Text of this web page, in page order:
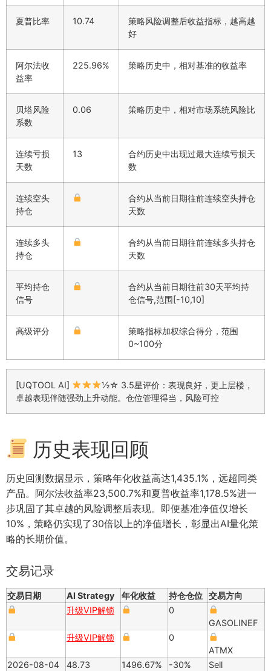
夏普比率 10.74
策略风险调整后收益指标，越高越
好
阿尔法收
益率
225.96% 策略历史中，相对基准的收益率
贝塔风险
系数
0.06 策略历史中，相对市场系统风险比
连续亏损
天数
13
合约历史中出现过最大连续亏损天
数
连续空头
持仓
合约从当前日期往前连续空头持仓
天数
连续多头
持仓
合约从当前日期往前连续多头持仓
天数
平均持仓
信号
合约从当前日期往前30天平均持
仓信号,范围[-10,10]
高级评分
策略指标加权综合得分，范围
0~100分
[UQTOOL AI]
½☆ 3.5星评价：表现良好，更上层楼，
卓越表现伴随强劲上升动能。仓位管理得当，风险可控
历史表现回顾
历史回测数据显示，策略年化收益高达1,435.1%，远超同类
产品。阿尔法收益率23,500.7%和夏普收益率1,178.5%进一
步巩固了其卓越的风险调整后表现。即便基准净值仅增长
10%，策略仍实现了30倍以上的净值增长，彰显出AI量化策
略的长期价值。
交易记录
交易日期 AI Strategy 年化收益 持仓仓位 交易方向
升级VIP解锁
0
GASOLINEF
升级VIP解锁
0
ATMX
2026-08-04
48.73 1496.67% -30%
Sell